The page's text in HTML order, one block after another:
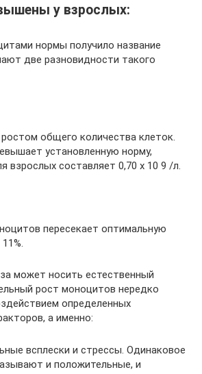
у взрослых:
нормы получило название
две разновидности такого
ростом общего количества клеток.
установленную норму,
взрослых составляет 0,70 x 10 9 /л.
пересекает оптимальную
может носить естественный
рост моноцитов нередко
определенных
а именно:
всплески и стрессы. Одинаковое
и положительные, и